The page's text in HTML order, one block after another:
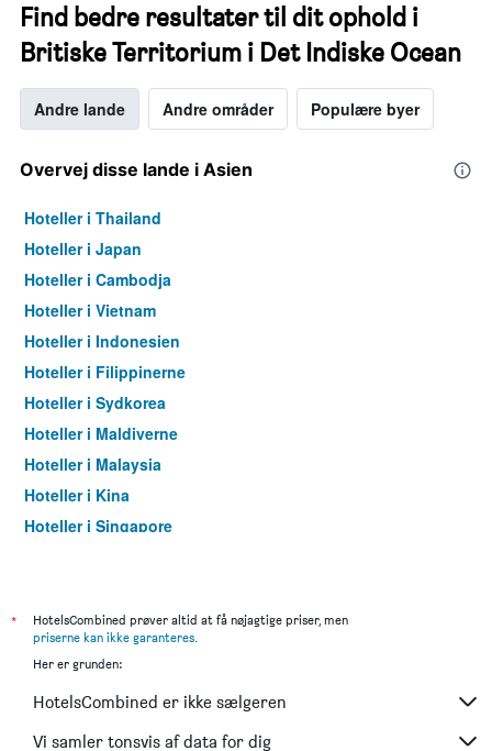
Find bedre resultater til dit ophold i
Britiske Territorium i Det Indiske Ocean
Andre lande Andre områder Populære byer
Overvej disse lande i Asien
Hoteller i Thailand
Hoteller i Japan
Hoteller i Cambodja
Hoteller i Vietnam
Hoteller i Indonesien
Hoteller i Filippinerne
Hoteller i Sydkorea
Hoteller i Maldiverne
Hoteller i Malaysia
Hoteller i Kina
Hoteller i Singapore
Hoteller i Taiwan
Hoteller i Georgien
Hoteller i Kasakhstan
Hoteller i Laos
*
HotelsCombined prøver altid at få nøjagtige priser, men
priserne kan ikke garanteres.
Her er grunden:
HotelsCombined er ikke sælgeren
Vi samler tonsvis af data for dig